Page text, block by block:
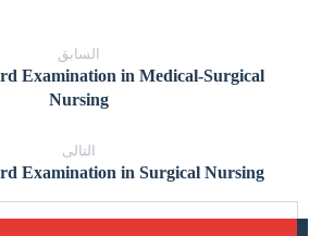
السابق
Examination in Medical-Surgical
Nursing
التالى
Examination in Surgical Nursing